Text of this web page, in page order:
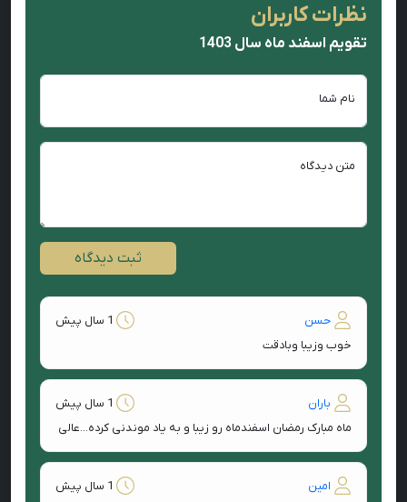
نظرات کاربران
تقویم اسفند ماه سال 1403
نام شما
متن دیدگاه
ثبت دیدگاه
حسن
1 سال پیش
خوب وزیبا وبادقت
باران
1 سال پیش
ماه مبارک رمضان اسفندماه رو زیبا و به یاد موندنی کرده...عالی
امین
1 سال پیش